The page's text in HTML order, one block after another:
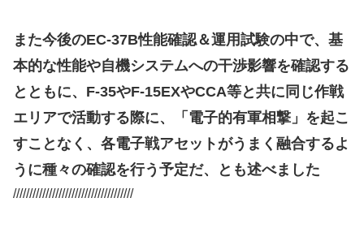
また今後のEC-37B性能確認＆運用試験の中で、基
本的な性能や自機システムへの干渉影響を確認する
とともに、F-35やF-15EXやCCA等と共に同じ作戦
エリアで活動する際に、「電子的有軍相撃」を起こ
すことなく、各電子戦アセットがうまく融合するよ
うに種々の確認を行う予定だ、とも述べました
/////////////////////////////////////